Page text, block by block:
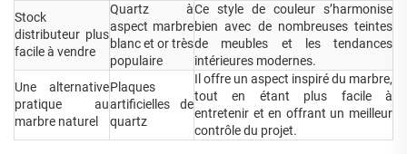
Stock
distributeur plus
facile à vendre
Quartz à
aspect marbre
blanc et or très
populaire
Ce style de couleur s’harmonise
bien avec de nombreuses teintes
de meubles et les tendances
intérieures modernes.
Une alternative
pratique au
marbre naturel
Plaques
artificielles de
quartz
Il offre un aspect inspiré du marbre,
tout en étant plus facile à
entretenir et en offrant un meilleur
contrôle du projet.